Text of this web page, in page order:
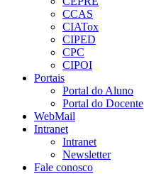
CCAS
CIATox
CIPED
CPC
CIPOI
Portais
Portal do Aluno
Portal do Docente
WebMail
Intranet
Intranet
Newsletter
Fale conosco